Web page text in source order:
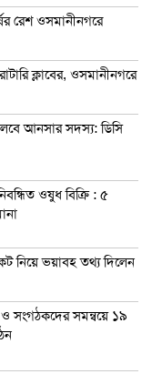
রেশ ওসমানীনগরে
ক্লাবের, ওসমানীনগরে
আনসার সদস্য: ডিসি
ওষুধ বিক্রি : ৫
নিয়ে ভয়াবহ তথ্য দিলেন
ও সংগঠকদের সমন্বয়ে ১৯